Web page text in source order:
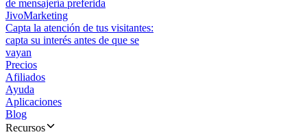
de mensajería preferida
JivoMarketing
Capta la atención de tus visitantes:
capta su interés antes de que se
vayan
Precios
Afiliados
Ayuda
Aplicaciones
Blog
Recursos